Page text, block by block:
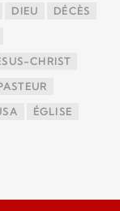
DIEU DÉCÈS
CHRIST
ÉGLISE